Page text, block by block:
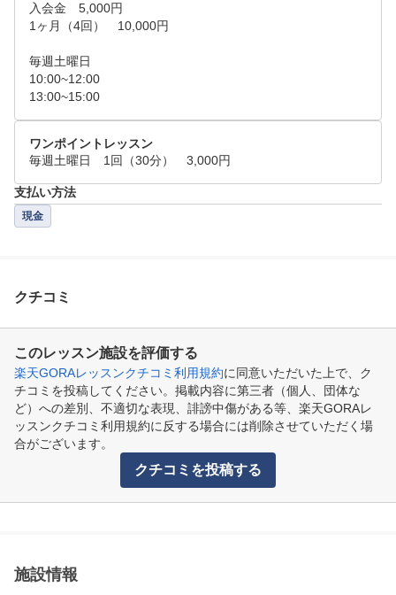
入会金　5,000円
1ヶ月（4回）　10,000円
毎週土曜日
10:00~12:00
13:00~15:00
ワンポイントレッスン
毎週土曜日　1回（30分）　3,000円
支払い方法
現金
クチコミ
このレッスン施設を評価する
楽天GORAレッスンクチコミ利用規約に同意いただいた上で、ク
チコミを投稿してください。掲載内容に第三者（個人、団体な
ど）への差別、不適切な表現、誹謗中傷がある等、楽天GORAレ
ッスンクチコミ利用規約に反する場合には削除させていただく場
合がございます。
クチコミを投稿する
施設情報